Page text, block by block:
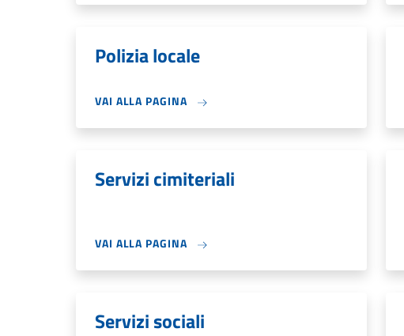
Polizia locale
VAI ALLA PAGINA
Servizi cimiteriali
VAI ALLA PAGINA
Servizi sociali